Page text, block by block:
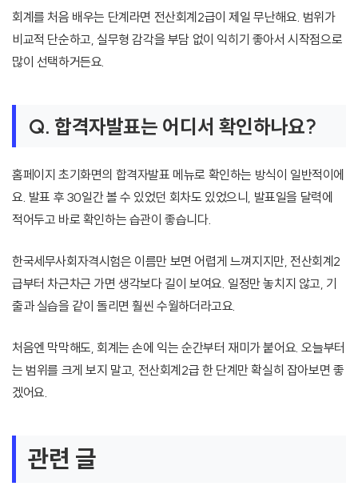
회계를 처음 배우는 단계라면 전산회계2급이 제일 무난해요. 범위가
비교적 단순하고, 실무형 감각을 부담 없이 익히기 좋아서 시작점으로
많이 선택하거든요.
Q. 합격자발표는 어디서 확인하나요?
홈페이지 초기화면의 합격자발표 메뉴로 확인하는 방식이 일반적이에
요. 발표 후 30일간 볼 수 있었던 회차도 있었으니, 발표일을 달력에
적어두고 바로 확인하는 습관이 좋습니다.
한국세무사회자격시험은 이름만 보면 어렵게 느껴지지만, 전산회계2
급부터 차근차근 가면 생각보다 길이 보여요. 일정만 놓치지 않고, 기
출과 실습을 같이 돌리면 훨씬 수월하더라고요.
처음엔 막막해도, 회계는 손에 익는 순간부터 재미가 붙어요. 오늘부터
는 범위를 크게 보지 말고, 전산회계2급 한 단계만 확실히 잡아보면 좋
겠어요.
관련 글